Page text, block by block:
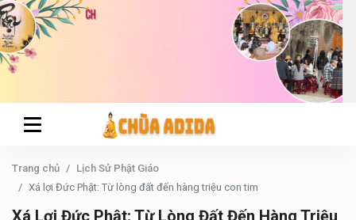
Trang chủ
Lịch Sử Phật Giáo
Xá lợi Đức Phật: Từ lòng đất đến hàng triệu con tim
Xá Lợi Đức Phật: Từ Lòng Đất Đến Hàng Triệu